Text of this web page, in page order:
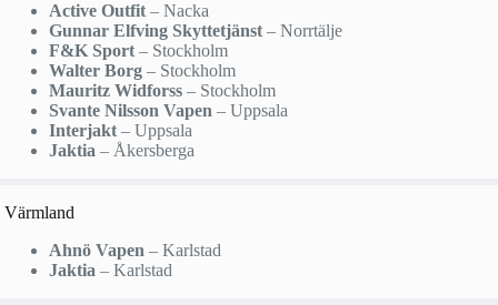
Active Outfit – Nacka
Gunnar Elfving Skyttetjänst – Norrtälje
F&K Sport – Stockholm
Walter Borg – Stockholm
Mauritz Widforss – Stockholm
Svante Nilsson Vapen – Uppsala
Interjakt – Uppsala
Jaktia – Åkersberga
Värmland
Ahnö Vapen – Karlstad
Jaktia – Karlstad